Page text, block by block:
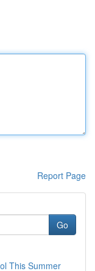
Report Page
Go
This Summer